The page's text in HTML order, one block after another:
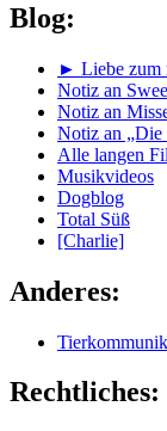
Blog:
► Liebe zum
Notiz an
Notiz an
Notiz an
Alle langen
Musikvideos
Dogblog
Total Süß
[Charlie]
Anderes:
Rechtliches: